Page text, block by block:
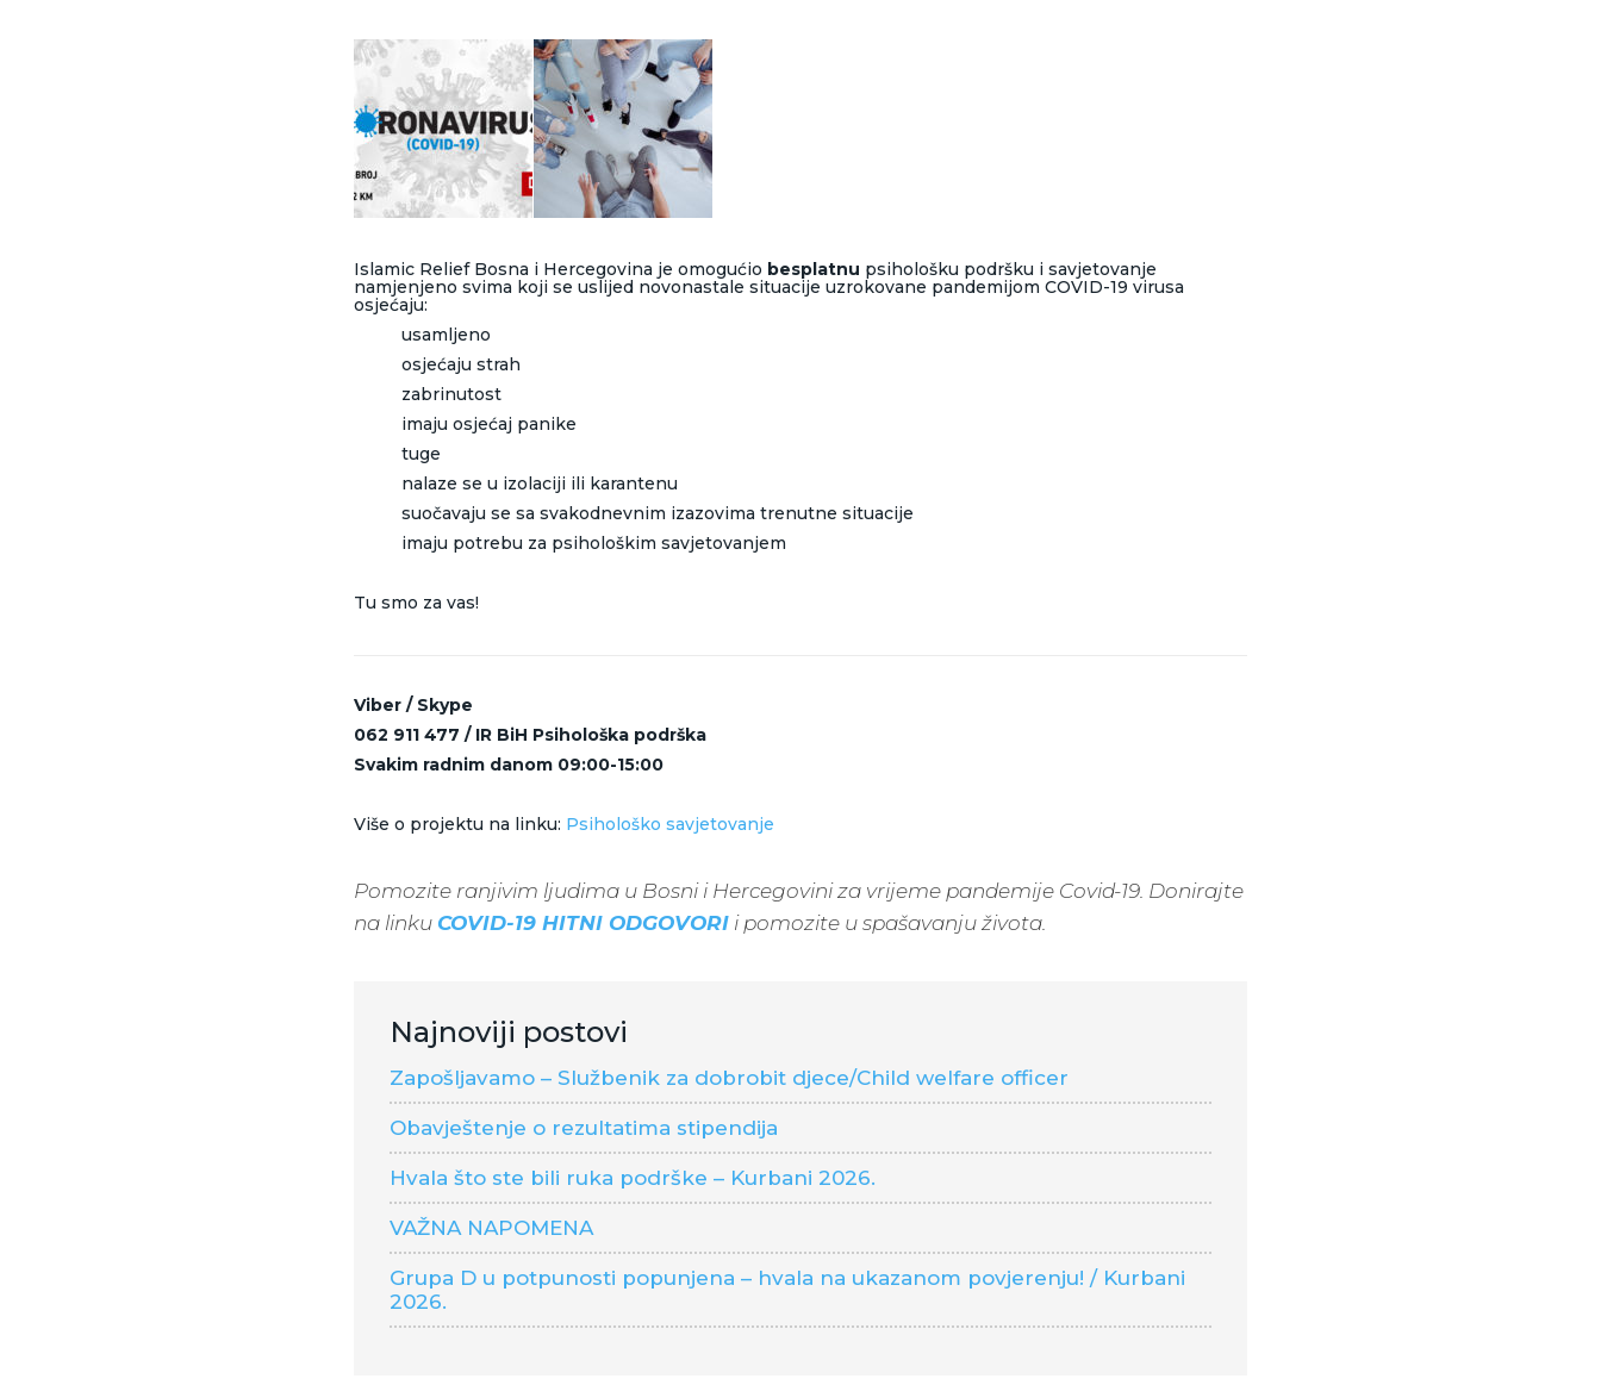
Islamic Relief Bosna i Hercegovina je omogućio besplatnu psihološku podršku i savjetovanje
namjenjeno svima koji se uslijed novonastale situacije uzrokovane pandemijom COVID-19 virusa
osjećaju:
usamljeno
osjećaju strah
zabrinutost
imaju osjećaj panike
tuge
nalaze se u izolaciji ili karantenu
suočavaju se sa svakodnevnim izazovima trenutne situacije
imaju potrebu za psihološkim savjetovanjem
Tu smo za vas!
Viber / Skype
062 911 477 / IR BiH Psihološka podrška
Svakim radnim danom 09:00-15:00
Više o projektu na linku: Psihološko savjetovanje
Pomozite ranjivim ljudima u Bosni i Hercegovini za vrijeme pandemije Covid-19. Donirajte
na linku COVID-19 HITNI ODGOVORI i pomozite u spašavanju života.
Najnoviji postovi
Zapošljavamo – Službenik za dobrobit djece/Child welfare officer
Obavještenje o rezultatima stipendija
Hvala što ste bili ruka podrške – Kurbani 2026.
VAŽNA NAPOMENA
Grupa D u potpunosti popunjena – hvala na ukazanom povjerenju! / Kurbani
2026.